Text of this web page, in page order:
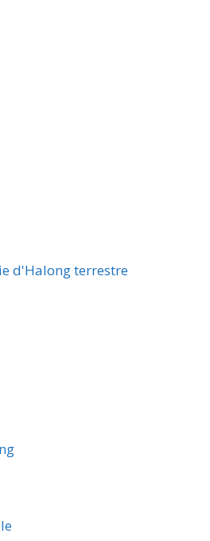
d'Halong terrestre